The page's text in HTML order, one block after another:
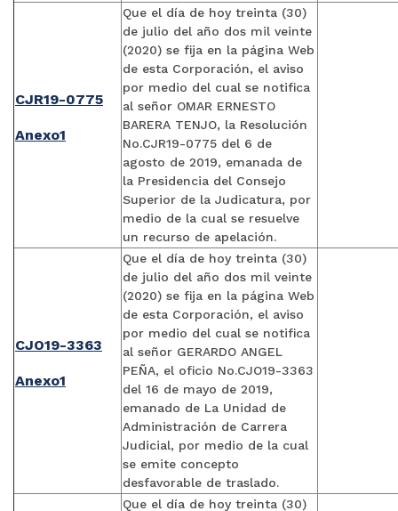
CJR19-0775
Anexo1
Que el día de hoy treinta (30)
de julio del año dos mil veinte
(2020) se fija en la página Web
de esta Corporación, el aviso
por medio del cual se notifica
al señor OMAR ERNESTO
BARERA TENJO, la Resolución
No.CJR19-0775 del 6 de
agosto de 2019, emanada de
la Presidencia del Consejo
Superior de la Judicatura, por
medio de la cual se resuelve
un recurso de apelación.
CJO19-3363
Anexo1
Que el día de hoy treinta (30)
de julio del año dos mil veinte
(2020) se fija en la página Web
de esta Corporación, el aviso
por medio del cual se notifica
al señor GERARDO ANGEL
PEÑA, el oficio No.CJO19-3363
del 16 de mayo de 2019,
emanado de La Unidad de
Administración de Carrera
Judicial, por medio de la cual
se emite concepto
desfavorable de traslado.
Que el día de hoy treinta (30)